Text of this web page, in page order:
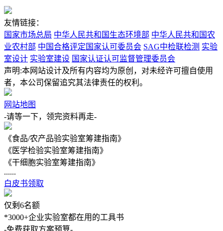
友情链接：
国家市场总局 中华人民共和国生态环境部 中华人民共和国农
业农村部 中国合格评定国家认可委员会 SAG中检联检测 实验
室设计 实验室建设 国家认证认可监督管理委员会
声明:本网站设计及所有内容均为原创，对未经许可擅自使用
者，本公司保留追究其法律责任的权利。
网站地图
-请等一下，领完资料再走-
《食品/农产品验实验室筹建指南》
《医学检验实验室筹建指南》
《干细胞实验室筹建指南》
......
白皮书领取
仅剩6名额
*3000+企业实验室都在用的工具书
-免费获取方案预算-